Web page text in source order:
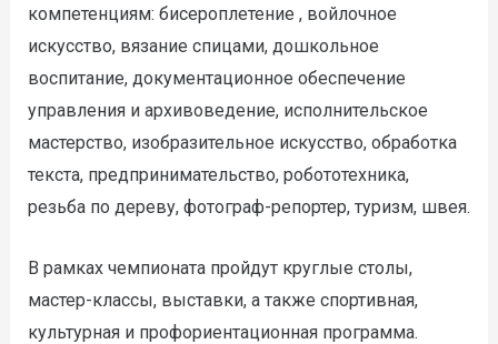
компетенциям: бисероплетение , войлочное
искусство, вязание спицами, дошкольное
воспитание, документационное обеспечение
управления и архивоведение, исполнительское
мастерство, изобразительное искусство, обработка
текста, предпринимательство, робототехника,
резьба по дереву, фотограф-репортер, туризм, швея.
В рамках чемпионата пройдут круглые столы,
мастер-классы, выставки, а также спортивная,
культурная и профориентационная программа.